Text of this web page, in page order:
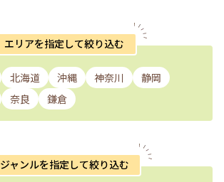
エリアを指定して絞り込む
北海道 沖縄 神奈川
静岡
奈良 鎌倉
ジャンルを指定して絞り込む